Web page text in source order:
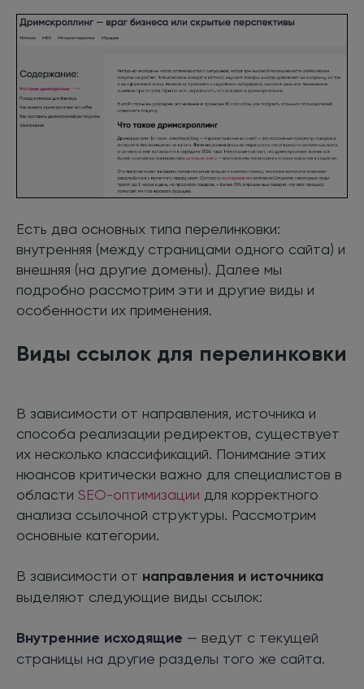
Есть два основных типа перелинковки:
внутренняя (между страницами одного сайта) и
внешняя (на другие домены). Далее мы
подробно рассмотрим эти и другие виды и
особенности их применения.
Виды ссылок для перелинковки
В зависимости от направления, источника и
способа реализации редиректов, существует
их несколько классификаций. Понимание этих
нюансов критически важно для специалистов в
области SEO-оптимизации для корректного
анализа ссылочной структуры. Рассмотрим
основные категории.
В зависимости от направления и источника
выделяют следующие виды ссылок:
Внутренние исходящие — ведут с текущей
страницы на другие разделы того же сайта.